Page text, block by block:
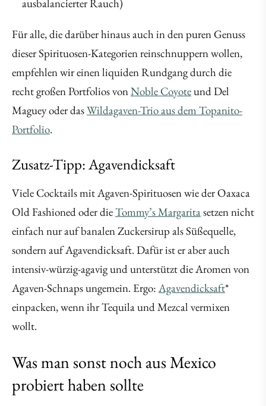
ausbalancierter Rauch)
Für alle, die darüber hinaus auch in den puren Genuss
dieser Spirituosen-Kategorien reinschnuppern wollen,
empfehlen wir einen liquiden Rundgang durch die
recht großen Portfolios vonNoble Coyoteund Del
Maguey oder dasWildagaven-Trio aus dem Topanito-
Portfolio.
Zusatz-Tipp: Agavendicksaft
Viele Cocktails mit Agaven-Spirituosen wie der Oaxaca
Old Fashioned oder dieTommy’s Margaritasetzen nicht
einfach nur auf banalen Zuckersirup als Süßequelle,
sondern auf Agavendicksaft. Dafür ist er aber auch
intensiv-würzig-agavig und unterstützt die Aromen von
Agaven-Schnaps ungemein. Ergo: Agavendicksaft*
einpacken, wenn ihr Tequila und Mezcal vermixen
wollt.
Was man sonst noch aus Mexico
probiert haben sollte